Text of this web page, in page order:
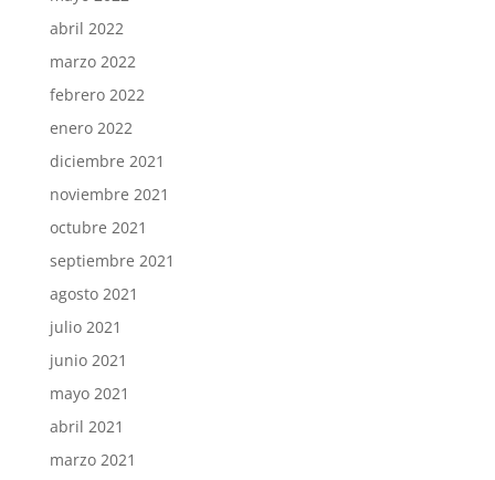
abril 2022
marzo 2022
febrero 2022
enero 2022
diciembre 2021
noviembre 2021
octubre 2021
septiembre 2021
agosto 2021
julio 2021
junio 2021
mayo 2021
abril 2021
marzo 2021